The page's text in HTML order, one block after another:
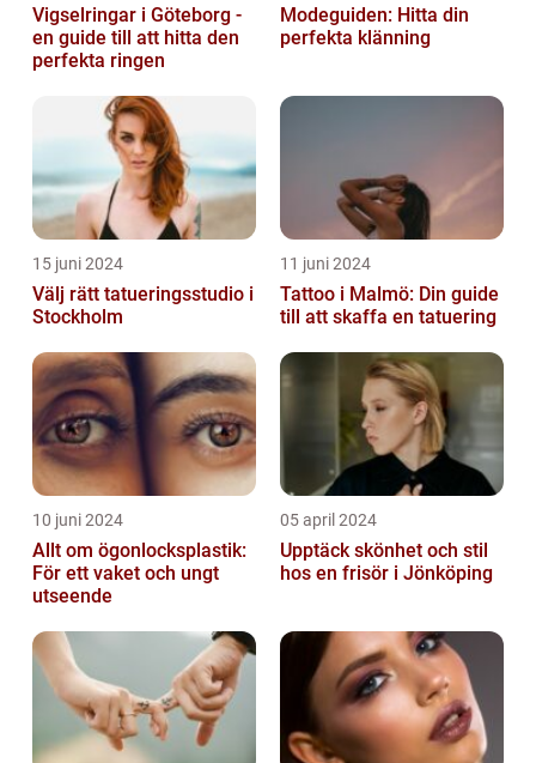
Vigselringar i Göteborg -
en guide till att hitta den
perfekta ringen
Modeguiden: Hitta din
perfekta klänning
15 juni 2024
Välj rätt tatueringsstudio i
Stockholm
11 juni 2024
Tattoo i Malmö: Din guide
till att skaffa en tatuering
10 juni 2024
Allt om ögonlocksplastik:
För ett vaket och ungt
utseende
05 april 2024
Upptäck skönhet och stil
hos en frisör i Jönköping